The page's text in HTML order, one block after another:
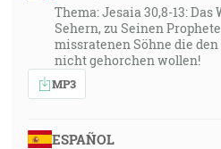
Thema: Jesaia 30,8-13: Das
Sehern, zu Seinen
missratenen Söhne die den
nicht gehorchen wollen!
MP3
ESPAÑOL